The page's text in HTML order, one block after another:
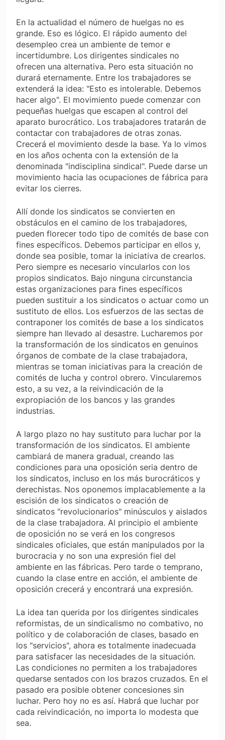
En la actualidad el número de huelgas no es
grande. Eso es lógico. El rápido aumento del
desempleo crea un ambiente de temor e
incertidumbre. Los dirigentes sindicales no
ofrecen una alternativa. Pero esta situación no
durará eternamente. Entre los trabajadores se
extenderá la idea: "Esto es intolerable. Debemos
hacer algo". El movimiento puede comenzar con
pequeñas huelgas que escapen al control del
aparato burocrático. Los trabajadores tratarán de
contactar con trabajadores de otras zonas.
Crecerá el movimiento desde la base. Ya lo vimos
en los años ochenta con la extensión de la
denominada "indisciplina sindical". Puede darse un
movimiento hacia las ocupaciones de fábrica para
evitar los cierres.
Allí donde los sindicatos se convierten en
obstáculos en el camino de los trabajadores,
pueden florecer todo tipo de comités de base con
fines específicos. Debemos participar en ellos y,
donde sea posible, tomar la iniciativa de crearlos.
Pero siempre es necesario vincularlos con los
propios sindicatos. Bajo ninguna circunstancia
estas organizaciones para fines específicos
pueden sustituir a los sindicatos o actuar como un
sustituto de ellos. Los esfuerzos de las sectas de
contraponer los comités de base a los sindicatos
siempre han llevado al desastre. Lucharemos por
la transformación de los sindicatos en genuinos
órganos de combate de la clase trabajadora,
mientras se toman iniciativas para la creación de
comités de lucha y control obrero. Vincularemos
esto, a su vez, a la reivindicación de la
expropiación de los bancos y las grandes
industrias.
A largo plazo no hay sustituto para luchar por la
transformación de los sindicatos. El ambiente
cambiará de manera gradual, creando las
condiciones para una oposición seria dentro de
los sindicatos, incluso en los más burocráticos y
derechistas. Nos oponemos implacablemente a la
escisión de los sindicatos o creación de
sindicatos "revolucionarios" minúsculos y aislados
de la clase trabajadora. Al principio el ambiente
de oposición no se verá en los congresos
sindicales oficiales, que están manipulados por la
burocracia y no son una expresión fiel del
ambiente en las fábricas. Pero tarde o temprano,
cuando la clase entre en acción, el ambiente de
oposición crecerá y encontrará una expresión.
La idea tan querida por los dirigentes sindicales
reformistas, de un sindicalismo no combativo, no
político y de colaboración de clases, basado en
los "servicios", ahora es totalmente inadecuada
para satisfacer las necesidades de la situación.
Las condiciones no permiten a los trabajadores
quedarse sentados con los brazos cruzados. En el
pasado era posible obtener concesiones sin
luchar. Pero hoy no es así. Habrá que luchar por
cada reivindicación, no importa lo modesta que
sea.